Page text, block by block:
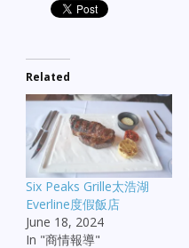
Related
Six Peaks Grille太浩湖
Everline度假飯店
June 18, 2024
In "商情報導"